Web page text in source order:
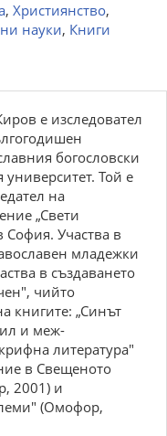
, Християнство,
науки, Книги
е изследовател
богословски
Той е
на
„Свети
София. Участва в
младежки
в създаването
чийто
книгите: „Синът
и меж-
литература"
в Свещеното
2001) и
(Омофор,